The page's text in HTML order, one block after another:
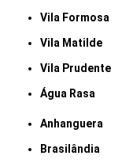
Vila Formosa
Vila Matilde
Vila Prudente
Água Rasa
Anhanguera
Brasilândia